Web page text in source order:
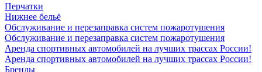
Перчатки
Нижнее бельё
Обслуживание и перезаправка систем пожаротушения
Обслуживание и перезаправка систем пожаротушения
Аренда спортивных автомобилей на лучших трассах России!
Аренда спортивных автомобилей на лучших трассах России!
Бренды